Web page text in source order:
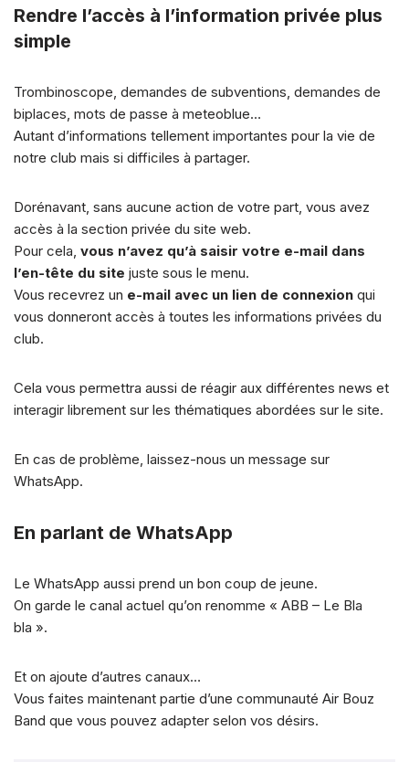
Rendre l’accès à l’information privée plus
simple
Trombinoscope, demandes de subventions, demandes de
biplaces, mots de passe à meteoblue…
Autant d’informations tellement importantes pour la vie de
notre club mais si difficiles à partager.
Dorénavant, sans aucune action de votre part, vous avez
accès à la section privée du site web.
Pour cela, vous n’avez qu’à saisir votre e-mail dans
l’en-tête du site juste sous le menu.
Vous recevrez un e-mail avec un lien de connexion qui
vous donneront accès à toutes les informations privées du
club.
Cela vous permettra aussi de réagir aux différentes news et
interagir librement sur les thématiques abordées sur le site.
En cas de problème, laissez-nous un message sur
WhatsApp.
En parlant de WhatsApp
Le WhatsApp aussi prend un bon coup de jeune.
On garde le canal actuel qu’on renomme « ABB – Le Bla
bla ».
Et on ajoute d’autres canaux…
Vous faites maintenant partie d’une communauté Air Bouz
Band que vous pouvez adapter selon vos désirs.